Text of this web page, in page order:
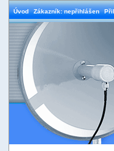
Úvod Zákazník: nepřihlášen